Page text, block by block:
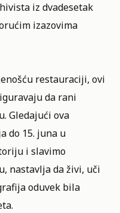
iz dvadesetak
izazovima
restauraciji, ovi
da rani
Gledajući ova
do 15. juna u
i slavimo
nastavlja da živi, uči
oduvek bila